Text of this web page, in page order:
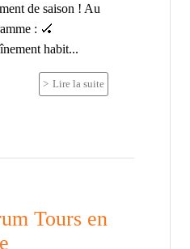
de saison ! Au
: 🏑
habit...
Lire la suite
Tours en